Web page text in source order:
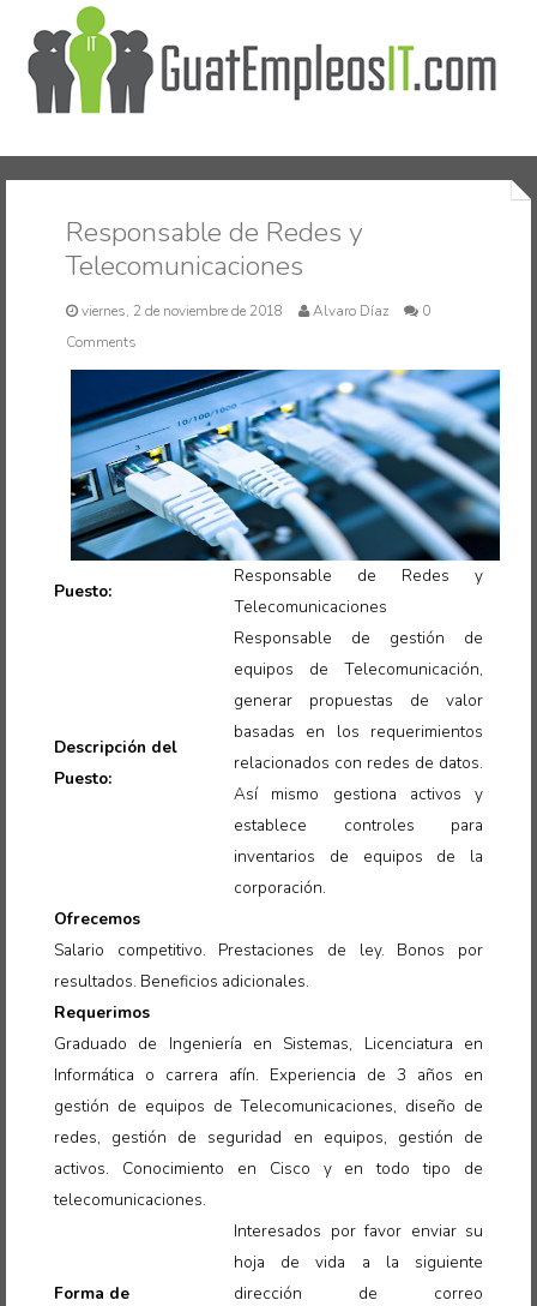
Inicio
Responsable de Redes y
Telecomunicaciones
viernes, 2 de noviembre de 2018 Alvaro Díaz
0
Comments
Puesto:
Responsable de Redes y
Telecomunicaciones
Descripción del
Puesto:
Responsable de gestión de
equipos de Telecomunicación,
generar propuestas de valor
basadas en los requerimientos
relacionados con redes de datos.
Así mismo gestiona activos y
establece controles para
inventarios de equipos de la
corporación.
Ofrecemos
Salario competitivo. Prestaciones de ley. Bonos por
resultados. Beneficios adicionales.
Requerimos
Graduado de Ingeniería en Sistemas, Licenciatura en
Informática o carrera afín. Experiencia de 3 años en
gestión de equipos de Telecomunicaciones, diseño de
redes, gestión de seguridad en equipos, gestión de
activos. Conocimiento en Cisco y en todo tipo de
telecomunicaciones.
Forma de
Interesados por favor enviar su
hoja de vida a la siguiente
dirección de correo